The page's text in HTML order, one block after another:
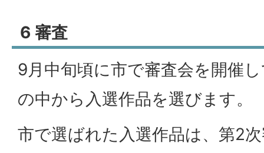
6 審査
9月中旬頃に市で審査会を開催
の中から入選作品を選びます。
市で選ばれた入選作品は、第2